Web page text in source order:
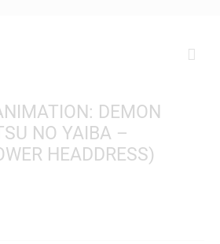
DEMON
NO YAIBA –
HEADDRESS)